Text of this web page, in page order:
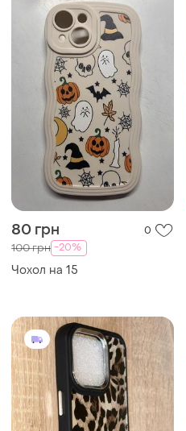
80 грн 0
100 грн -20%
Чохол на 15